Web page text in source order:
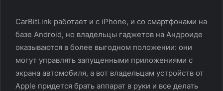
CarBitLink работает и с iPhone, и со смартфонами на
базе Android, но владельцы гаджетов на Андроиде
оказываются в более выгодном положении: они
могут управлять запущенными приложениями с
экрана автомобиля, а вот владельцам устройств от
Apple придется брать аппарат в руки и все делать